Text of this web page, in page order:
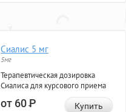
Сиалис 5 мг
5мг
Терапевтическая дозировка
Сиалиса для курсового приема
от 60Р Купить